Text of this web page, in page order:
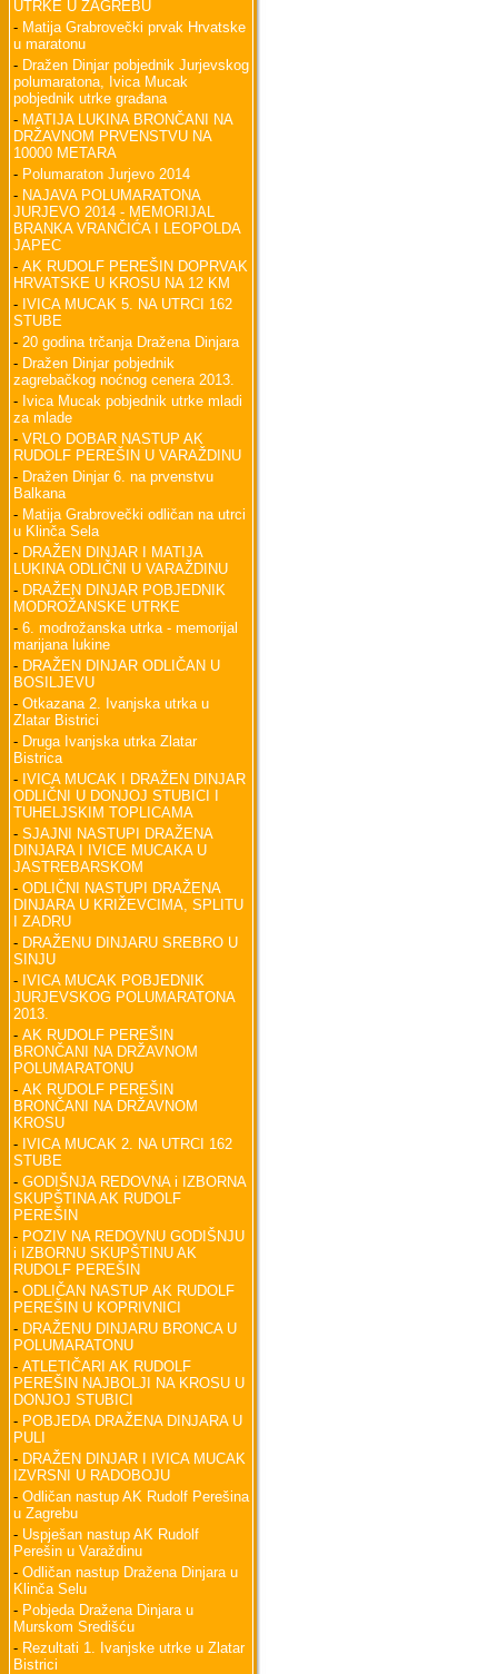
UTRKE U ZAGREBU
- Matija Grabrovečki prvak Hrvatske
u maratonu
- Dražen Dinjar pobjednik Jurjevskog
polumaratona, Ivica Mucak
pobjednik utrke građana
- MATIJA LUKINA BRONČANI NA
DRŽAVNOM PRVENSTVU NA
10000 METARA
- Polumaraton Jurjevo 2014
- NAJAVA POLUMARATONA
JURJEVO 2014 - MEMORIJAL
BRANKA VRANČIĆA I LEOPOLDA
JAPEC
- AK RUDOLF PEREŠIN DOPRVAK
HRVATSKE U KROSU NA 12 KM
- IVICA MUCAK 5. NA UTRCI 162
STUBE
- 20 godina trčanja Dražena Dinjara
- Dražen Dinjar pobjednik
zagrebačkog noćnog cenera 2013.
- Ivica Mucak pobjednik utrke mladi
za mlade
- VRLO DOBAR NASTUP AK
RUDOLF PEREŠIN U VARAŽDINU
- Dražen Dinjar 6. na prvenstvu
Balkana
- Matija Grabrovečki odličan na utrci
u Klinča Sela
- DRAŽEN DINJAR I MATIJA
LUKINA ODLIČNI U VARAŽDINU
- DRAŽEN DINJAR POBJEDNIK
MODROŽANSKE UTRKE
- 6. modrožanska utrka - memorijal
marijana lukine
- DRAŽEN DINJAR ODLIČAN U
BOSILJEVU
- Otkazana 2. Ivanjska utrka u
Zlatar Bistrici
- Druga Ivanjska utrka Zlatar
Bistrica
- IVICA MUCAK I DRAŽEN DINJAR
ODLIČNI U DONJOJ STUBICI I
TUHELJSKIM TOPLICAMA
- SJAJNI NASTUPI DRAŽENA
DINJARA I IVICE MUCAKA U
JASTREBARSKOM
- ODLIČNI NASTUPI DRAŽENA
DINJARA U KRIŽEVCIMA, SPLITU
I ZADRU
- DRAŽENU DINJARU SREBRO U
SINJU
- IVICA MUCAK POBJEDNIK
JURJEVSKOG POLUMARATONA
2013.
- AK RUDOLF PEREŠIN
BRONČANI NA DRŽAVNOM
POLUMARATONU
- AK RUDOLF PEREŠIN
BRONČANI NA DRŽAVNOM
KROSU
- IVICA MUCAK 2. NA UTRCI 162
STUBE
- GODIŠNJA REDOVNA i IZBORNA
SKUPŠTINA AK RUDOLF
PEREŠIN
- POZIV NA REDOVNU GODIŠNJU
i IZBORNU SKUPŠTINU AK
RUDOLF PEREŠIN
- ODLIČAN NASTUP AK RUDOLF
PEREŠIN U KOPRIVNICI
- DRAŽENU DINJARU BRONCA U
POLUMARATONU
- ATLETIČARI AK RUDOLF
PEREŠIN NAJBOLJI NA KROSU U
DONJOJ STUBICI
- POBJEDA DRAŽENA DINJARA U
PULI
- DRAŽEN DINJAR I IVICA MUCAK
IZVRSNI U RADOBOJU
- Odličan nastup AK Rudolf Perešina
u Zagrebu
- Uspješan nastup AK Rudolf
Perešin u Varaždinu
- Odličan nastup Dražena Dinjara u
Klinča Selu
- Pobjeda Dražena Dinjara u
Murskom Središću
- Rezultati 1. Ivanjske utrke u Zlatar
Bistrici